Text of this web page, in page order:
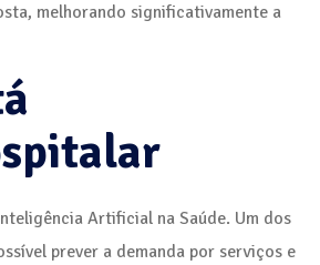
melhorando significativamente a
Artificial na Saúde. Um dos
prever a demanda por serviços e